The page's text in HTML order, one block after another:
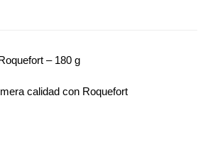
– 180 g
calidad con Roquefort